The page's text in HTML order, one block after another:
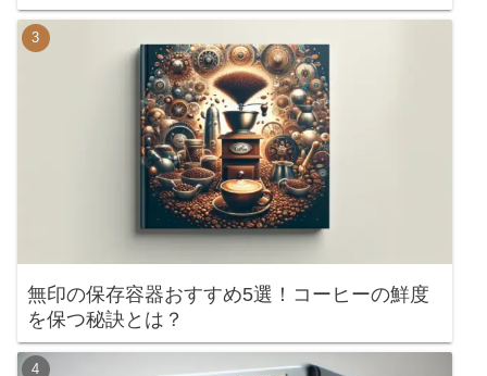
無印の保存容器おすすめ5選！コーヒーの鮮度
を保つ秘訣とは？